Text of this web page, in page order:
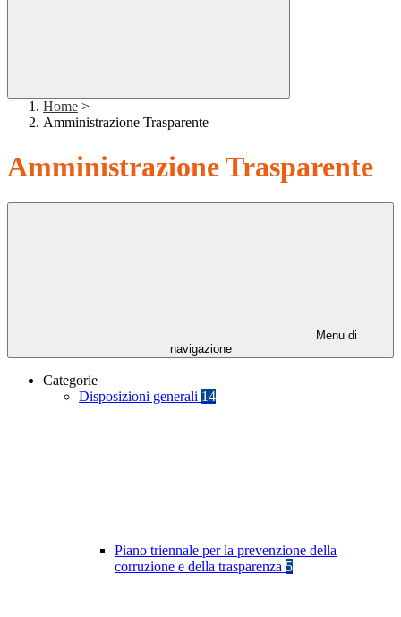
Home >
Amministrazione Trasparente
Amministrazione Trasparente
Menu di
navigazione
Categorie
Disposizioni generali 14
Piano triennale per la prevenzione della
corruzione e della trasparenza 5